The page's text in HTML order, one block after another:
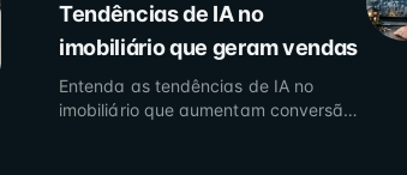
Tendências de IA no
imobiliário que geram vendas
Entenda as tendências de IA no
imobiliário que aumentam conversão,